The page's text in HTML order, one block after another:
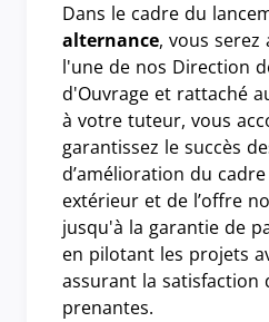
Dans le cadre du
alternance, vous serez
l'une de nos Direction
d'Ouvrage et rattaché
à votre tuteur, vous
garantissez le succès
d’amélioration du
extérieur et de l’offre
jusqu'à la garantie de
en pilotant les projets
assurant la satisfaction
prenantes.